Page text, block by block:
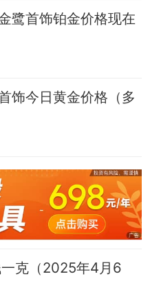
鹭首饰铂金价格现在
饰今日黄金价格（多
克（2025年4月6